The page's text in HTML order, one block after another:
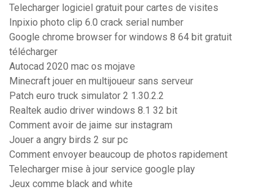
Telecharger logiciel gratuit pour cartes de visites
Inpixio photo clip 6.0 crack serial number
Google chrome browser for windows 8 64 bit gratuit
télécharger
Autocad 2020 mac os mojave
Minecraft jouer en multijoueur sans serveur
Patch euro truck simulator 2 1.30.2.2
Realtek audio driver windows 8.1 32 bit
Comment avoir de jaime sur instagram
Jouer a angry birds 2 sur pc
Comment envoyer beaucoup de photos rapidement
Telecharger mise à jour service google play
Jeux comme black and white